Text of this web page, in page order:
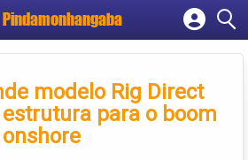
Pindamonhangaba
Cadastrar empresa
Criar conta
modelo Rig Direct
para o boom